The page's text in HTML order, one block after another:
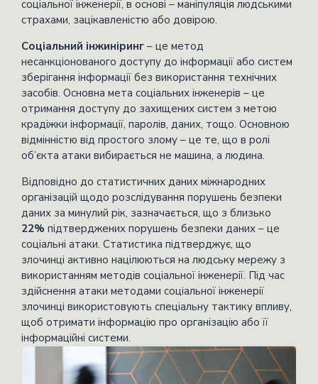
соціальної інженерії, в основі – маніпуляція людськими
страхами, зацікавленістю або довірою.
Соціальний інжиніринг – це метод
несанкціонованого доступу до інформації або систем
зберігання інформації без використання технічних
засобів. Основна мета соціальних інженерів – це
отримання доступу до захищених систем з метою
крадіжки інформації, паролів, даних, тощо. Основною
відмінністю від простого злому – це те, що в ролі
об’єкта атаки вибирається не машина, а людина.
Відповідно до статистичних даних міжнародних
організацій щодо розслідування порушень безпеки
даних за минулий рік, зазначається, що з близько
22% підтверджених порушень безпеки даних – це
соціальні атаки. Статистика підтверджує, що
злочинці активно націлюються на людську мережу з
використанням методів соціальної інженерії. Під час
здійснення атаки методами соціальної інженерії
злочинці використовують спеціальну тактику впливу,
щоб отримати інформацію про організацію або її
інформаційні системи.